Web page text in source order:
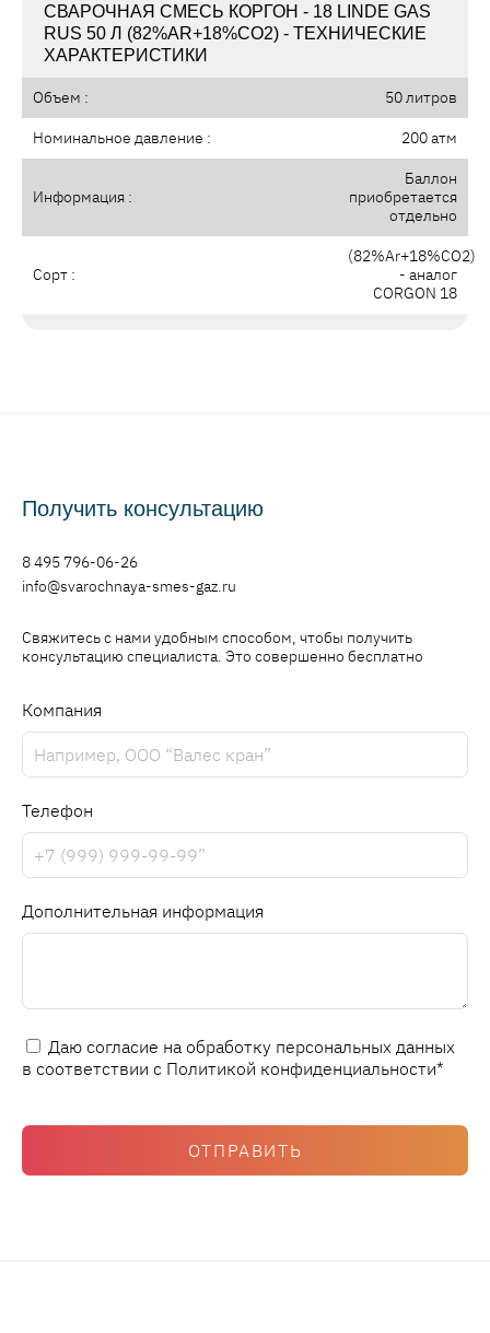
СВАРОЧНАЯ СМЕСЬ КОРГОН - 18 LINDE GAS
RUS 50 Л (82%AR+18%CO2) - ТЕХНИЧЕСКИЕ
ХАРАКТЕРИСТИКИ
Объем : 50 литров
Номинальное давление : 200 атм
Информация :
Баллон
приобретается
отдельно
Сорт :
(82%Ar+18%CO2)
- аналог
CORGON 18
Получить консультацию
Свяжитесь с нами удобным способом, чтобы получить
консультацию специалиста. Это совершенно бесплатно
8 495 796-06-26
info@svarochnaya-smes-gaz.ru
Компания
Телефон
Дополнительная информация
Даю согласие на обработку персональных данных
в соответствии с Политикой конфиденциальности*
ОТПРАВИТЬ